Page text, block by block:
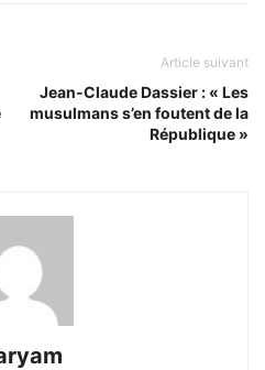
Article suivant
Jean-Claude Dassier : « Les
musulmans s’en foutent de la
République »